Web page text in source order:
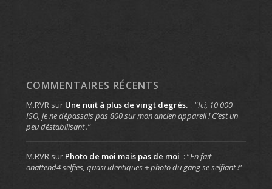
COMMENTAIRES RÉCENTS
M.RVRsur Une nuit à plus de vingt degrés. : “Ici, 10 000
ISO, je ne dépassais pas 800 sur mon ancien appareil ! C’est un
peu déstabilisant .”
M.RVRsur Photo de moi mais pas de moi : “En fait
onattend4 selfies, quasi identiques + photo du gang se selfiant !”